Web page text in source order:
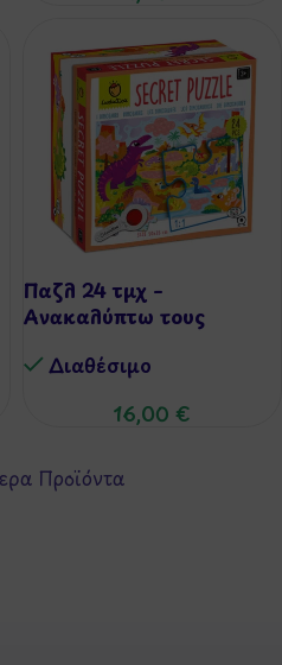
Παζλ 24 τμχ –
Ανακαλύπτω τους
Διαθέσιμo
16,00 €
Προϊόντα